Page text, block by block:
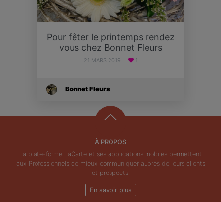
Pour fêter le printemps rendez
vous chez Bonnet Fleurs
21 MARS 2019 1
Bonnet Fleurs
À PROPOS
La plate-forme LaCarte et ses applications mobiles permettent
aux Professionnels de mieux communiquer auprès de leurs clients
et prospects.
En savoir plus